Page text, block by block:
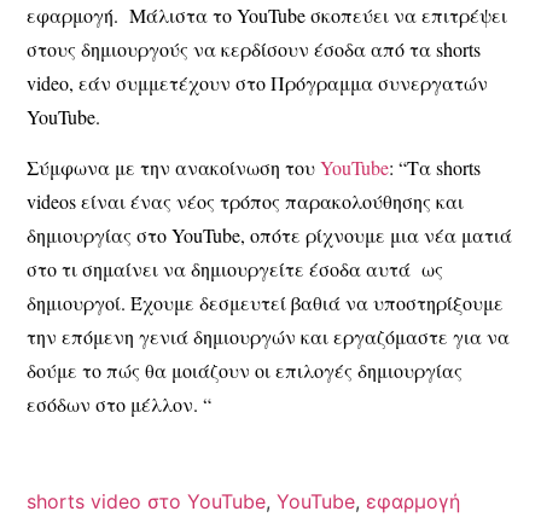
εφαρμογή. Μάλιστα το YouTube σκοπεύει να επιτρέψει
στους δημιουργούς να κερδίσουν έσοδα από τα shorts
video, εάν συμμετέχουν στο Πρόγραμμα συνεργατών
YouTube.
Σύμφωνα με την ανακοίνωση τουYouTube: “Τα shorts
videos είναι ένας νέος τρόπος παρακολούθησης και
δημιουργίας στο YouTube, οπότε ρίχνουμε μια νέα ματιά
στο τι σημαίνει να δημιουργείτε έσοδα αυτά ως
δημιουργοί. Έχουμε δεσμευτεί βαθιά να υποστηρίξουμε
την επόμενη γενιά δημιουργών και εργαζόμαστε για να
δούμε το πώς θα μοιάζουν οι επιλογές δημιουργίας
εσόδων στο μέλλον. “
shorts video στο YouTube,YouTube, εφαρμογή